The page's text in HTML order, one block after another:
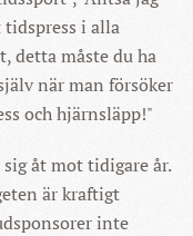
i alla
detta måste du ha
när man försöker
och hjärnsläpp!"
åt mot tidigare år.
är kraftigt
inte